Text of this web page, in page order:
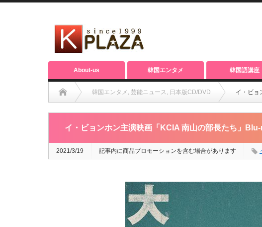
About-us 韓国エンタメ 韓国語講座
韓国エンタメ , 芸能ニュース, 日本版CD/DVD イ・ビョ
イ・ビョンホン主演映画「KCIA 南山の部長たち」
2021/3/19 記事内に商品プロモーションを含む場合があります